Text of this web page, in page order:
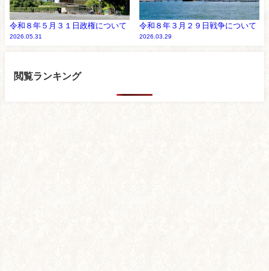
令和８年５月３１日政権について
2026.05.31
令和８年３月２９日戦争について
2026.03.29
閲覧ランキング